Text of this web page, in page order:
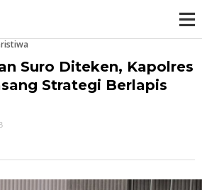
Suro Diteken, Kapolres
Strategi Berlapis